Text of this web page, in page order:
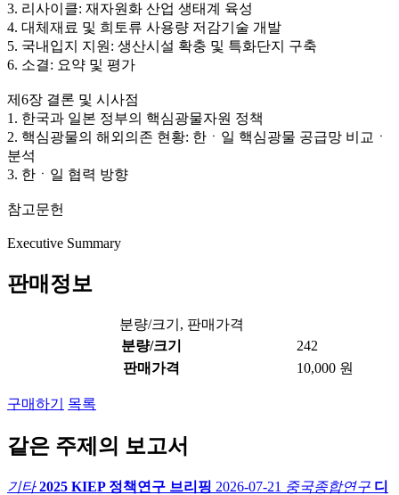
3. 리사이클: 재자원화 산업 생태계 육성
4. 대체재료 및 희토류 사용량 저감기술 개발
5. 국내입지 지원: 생산시설 확충 및 특화단지 구축
6. 소결: 요약 및 평가
제6장 결론 및 시사점
1. 한국과 일본 정부의 핵심광물자원 정책
2. 핵심광물의 해외의존 현황: 한ㆍ일 핵심광물 공급망 비교ㆍ
분석
3. 한ㆍ일 협력 방향
참고문헌
Executive Summary
판매정보
분량/크기, 판매가격
분량/크기
242
판매가격
10,000 원
구매하기 목록
같은 주제의 보고서
기타 2025 KIEP 정책연구 브리핑 2026-07-21 중국종합연구 디